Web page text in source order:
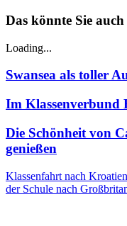
Das könnte Sie auch
Loading...
Swansea als toller
Im Klassenverbund
Die Schönheit von
genießen
Klassenfahrt nach
der Schule nach